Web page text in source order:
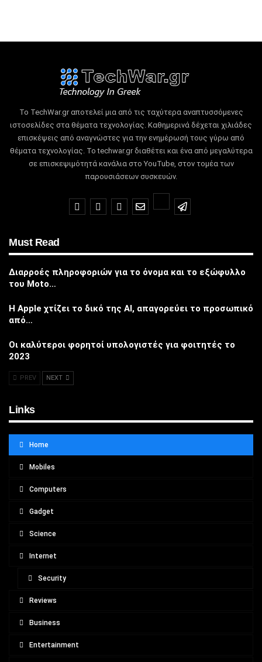
Το TechWar.gr αποτελεί μια από τις ταχύτερα αναπτυσσόμενες
ιστοσελίδες στα θέματα τεχνολογίας. Καθημερινά δέχεται χιλιάδες
επισκέψεις από αναγνώστες για την ενημέρωσή τους γύρω από
θέματα τεχνολογίας. Το techwar.gr διαθέτει και ένα από μεγαλύτερα
σε επισκεψιμότητά κανάλια στο YouTube, στον τομέα των
παρουσιάσεων συσκευών.
Must Read
Διαρροές πληροφοριών για το όνομα και το εξώφυλλο
του Moto…
Η Apple χτίζει το δικό της AI, απαγορεύει το προσωπικό
από…
Οι καλύτεροι φορητοί υπολογιστές για φοιτητές το
2023
PREV NEXT
Links
Home
Mobiles
Computers
Gadget
Science
Internet
Security
Reviews
Business
Entertainment